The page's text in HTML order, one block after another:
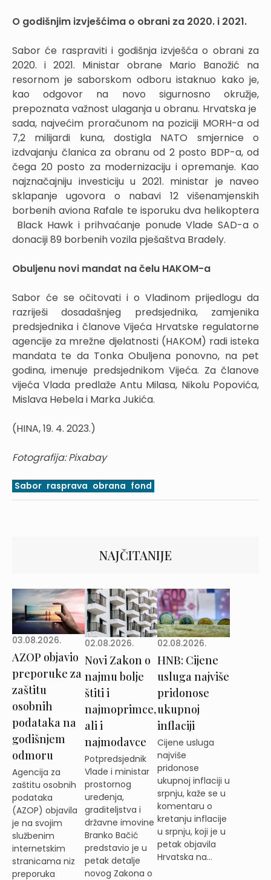
O godišnjim izvješćima o obrani za 2020. i 2021.
Sabor će raspraviti i godišnja izvješća o obrani za
2020. i 2021. Ministar obrane Mario Banožić na
resornom je saborskom odboru istaknuo kako je,
kao odgovor na novo sigurnosno okružje,
prepoznata važnost ulaganja u obranu. Hrvatska je
sada, najvećim proračunom na poziciji MORH-a od
7,2 milijardi kuna, dostigla NATO smjernice o
izdvajanju članica za obranu od 2 posto BDP-a, od
čega 20 posto za modernizaciju i opremanje. Kao
najznačajniju investiciju u 2021. ministar je naveo
sklapanje ugovora o nabavi 12 višenamjenskih
borbenih aviona Rafale te isporuku dva helikoptera
Black Hawk i prihvaćanje ponude Vlade SAD-a o
donaciji 89 borbenih vozila pješaštva Bradely.
Obuljenu novi mandat na čelu HAKOM-a
Sabor će se očitovati i o Vladinom prijedlogu da
razriješi dosadašnjeg predsjednika, zamjenika
predsjednika i članove Vijeća Hrvatske regulatorne
agencije za mrežne djelatnosti (HAKOM) radi isteka
mandata te da Tonka Obuljena ponovno, na pet
godina, imenuje predsjednikom Vijeća. Za članove
vijeća Vlada predlaže Antu Milasa, Nikolu Popovića,
Mislava Hebela i Marka Jukića.
(HINA, 19. 4. 2023.)
Fotografija: Pixabay
Sabor rasprava obrana fond
NAJČITANIJE
03.08.2026.
AZOP objavio
preporuke za
zaštitu
osobnih
podataka na
godišnjem
odmoru
Agencija za
zaštitu osobnih
podataka
(AZOP) objavila
je na svojim
službenim
internetskim
stranicama niz
preporuka
02.08.2026.
Novi Zakon o
najmu bolje
štiti i
najmoprimce,
ali i
najmodavce
Potpredsjednik
Vlade i ministar
prostornog
uređenja,
graditeljstva i
državne imovine
Branko Bačić
predstavio je u
petak detalje
novog Zakona o
02.08.2026.
HNB: Cijene
usluga najviše
pridonose
ukupnoj
inflaciji
Cijene usluga
najviše
pridonose
ukupnoj inflaciji u
srpnju, kaže se u
komentaru o
kretanju inflacije
u srpnju, koji je u
petak objavila
Hrvatska na...